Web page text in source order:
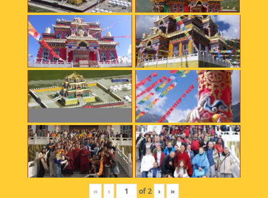
« ‹ of2 › »